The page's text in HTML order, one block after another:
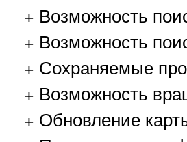
+ Возможность
+ Возможность
+ Сохраняемые
+ Возможность
+ Обновление